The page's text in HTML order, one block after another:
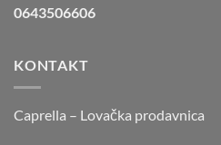
0643506606
KONTAKT
Caprella – Lovačka prodavnica